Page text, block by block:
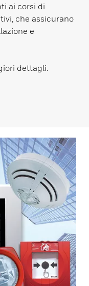
ai corsi di
che assicurano
e
dettagli.